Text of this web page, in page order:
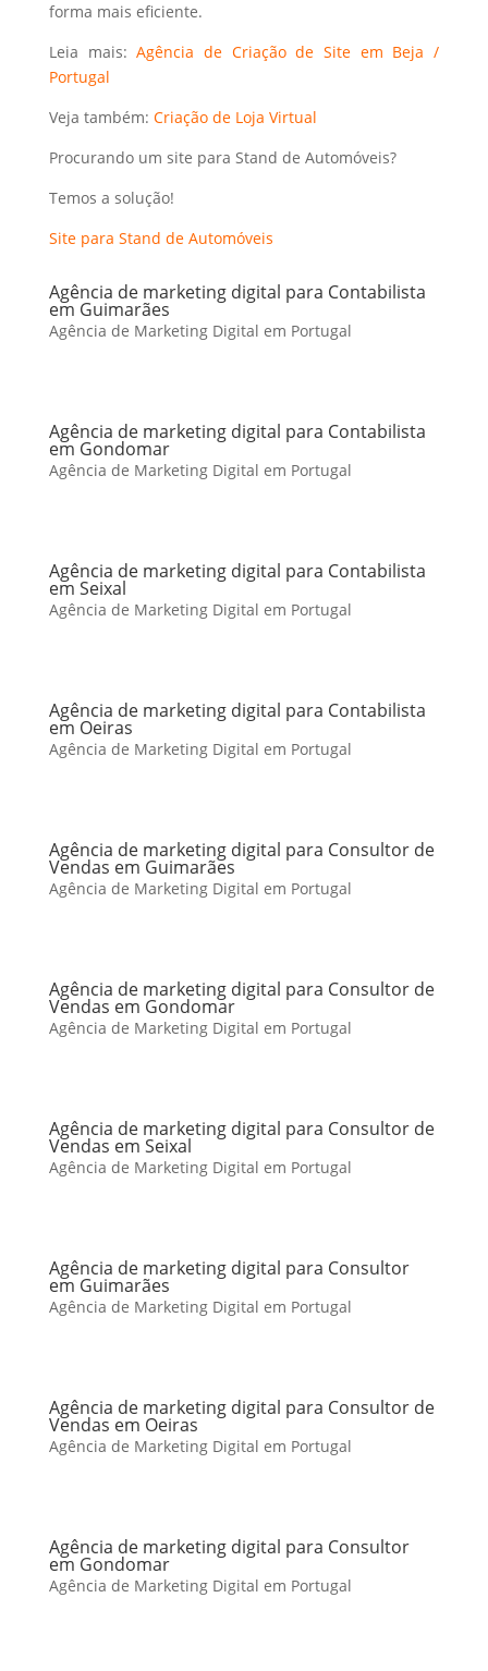
forma mais eficiente.
Leia mais:Agência de Criação de Site em Beja /
Portugal
Veja também: Criação de Loja Virtual
Procurando um site para Stand de Automóveis?
Temos a solução!
Site para Stand de Automóveis
Agência de marketing digital para Contabilista
em Guimarães
Agência de Marketing Digital em Portugal
Agência de marketing digital para Contabilista
em Gondomar
Agência de Marketing Digital em Portugal
Agência de marketing digital para Contabilista
em Seixal
Agência de Marketing Digital em Portugal
Agência de marketing digital para Contabilista
em Oeiras
Agência de Marketing Digital em Portugal
Agência de marketing digital para Consultor de
Vendas em Guimarães
Agência de Marketing Digital em Portugal
Agência de marketing digital para Consultor de
Vendas em Gondomar
Agência de Marketing Digital em Portugal
Agência de marketing digital para Consultor de
Vendas em Seixal
Agência de Marketing Digital em Portugal
Agência de marketing digital para Consultor
em Guimarães
Agência de Marketing Digital em Portugal
Agência de marketing digital para Consultor de
Vendas em Oeiras
Agência de Marketing Digital em Portugal
Agência de marketing digital para Consultor
em Gondomar
Agência de Marketing Digital em Portugal